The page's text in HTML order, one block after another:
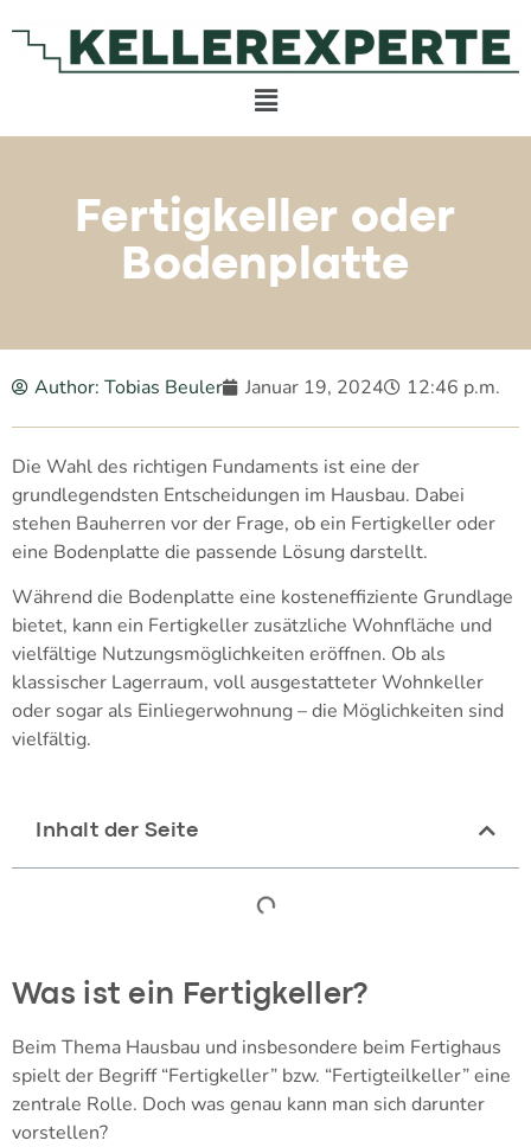
Fertigkeller oder
Bodenplatte
Author: Tobias Beuler Januar 19, 2024 12:46 p.m.
Die Wahl des richtigen Fundaments ist eine der
grundlegendsten Entscheidungen im Hausbau. Dabei
stehen Bauherren vor der Frage, ob ein Fertigkeller oder
eine Bodenplatte die passende Lösung darstellt.
Während die Bodenplatte eine kosteneffiziente Grundlage
bietet, kann ein Fertigkeller zusätzliche Wohnfläche und
vielfältige Nutzungsmöglichkeiten eröffnen. Ob als
klassischer Lagerraum, voll ausgestatteter Wohnkeller
oder sogar als Einliegerwohnung – die Möglichkeiten sind
vielfältig.
Inhalt der Seite
Was ist ein Fertigkeller?
Beim Thema Hausbau und insbesondere beim Fertighaus
spielt der Begriff “Fertigkeller” bzw. “Fertigteilkeller” eine
zentrale Rolle. Doch was genau kann man sich darunter
vorstellen?